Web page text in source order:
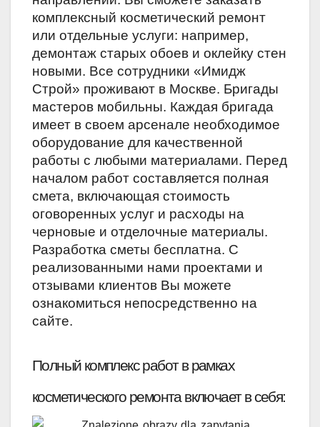
комплексный косметический ремонт
или отдельные услуги: например,
демонтаж старых обоев и оклейку стен
новыми. Все сотрудники «Имидж
Строй» проживают в Москве. Бригады
мастеров мобильны. Каждая бригада
имеет в своем арсенале необходимое
оборудование для качественной
работы с любыми материалами. Перед
началом работ составляется полная
смета, включающая стоимость
оговоренных услуг и расходы на
черновые и отделочные материалы.
Разработка сметы бесплатна. С
реализованными нами проектами и
отзывами клиентов Вы можете
ознакомиться непосредственно на
сайте.
Полный комплекс работ в рамках
косметического ремонта включает в себя: